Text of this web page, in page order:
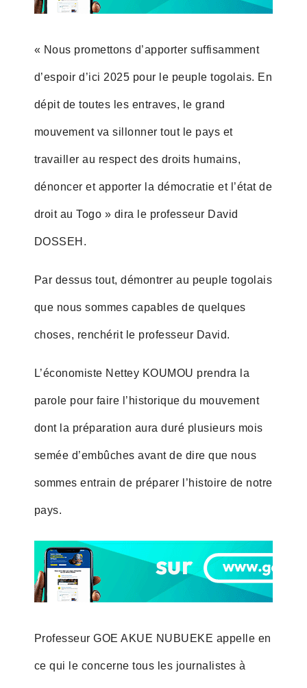
« Nous promettons d’apporter suffisamment
d’espoir d’ici 2025 pour le peuple togolais. En
dépit de toutes les entraves, le grand
mouvement va sillonner tout le pays et
travailler au respect des droits humains,
dénoncer et apporter la démocratie et l’état de
droit au Togo » dira le professeur David
DOSSEH.
Par dessus tout, démontrer au peuple togolais
que nous sommes capables de quelques
choses, renchérit le professeur David.
L’économiste Nettey KOUMOU prendra la
parole pour faire l’historique du mouvement
dont la préparation aura duré plusieurs mois
semée d’embûches avant de dire que nous
sommes entrain de préparer l’histoire de notre
pays.
Professeur GOE AKUE NUBUEKE appelle en
ce qui le concerne tous les journalistes à